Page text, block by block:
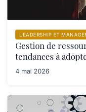
LEADERSHIP ET
Gestion de
tendances à
4 mai 2026